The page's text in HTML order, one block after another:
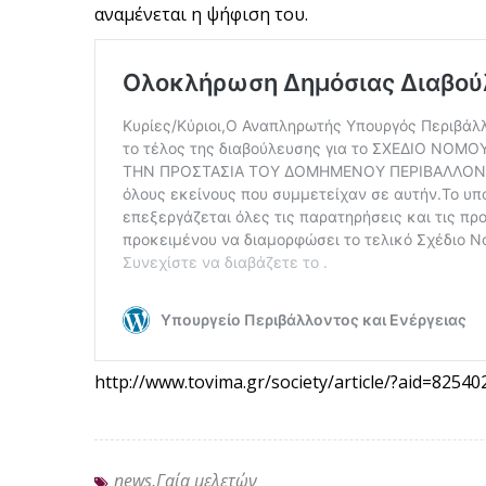
αναμένεται η ψήφιση του.
http://www.tovima.gr/society/article/
news,Γαία μελετών